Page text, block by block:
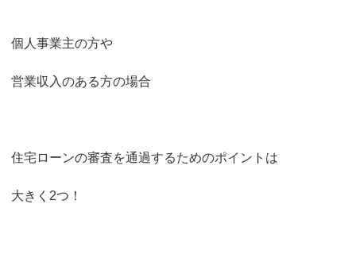
個人事業主の方や
営業収入のある方の場合
住宅ローンの審査を通過するためのポイントは
大きく2つ！